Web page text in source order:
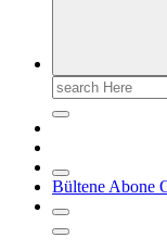
Search
for:
Bültene Abone